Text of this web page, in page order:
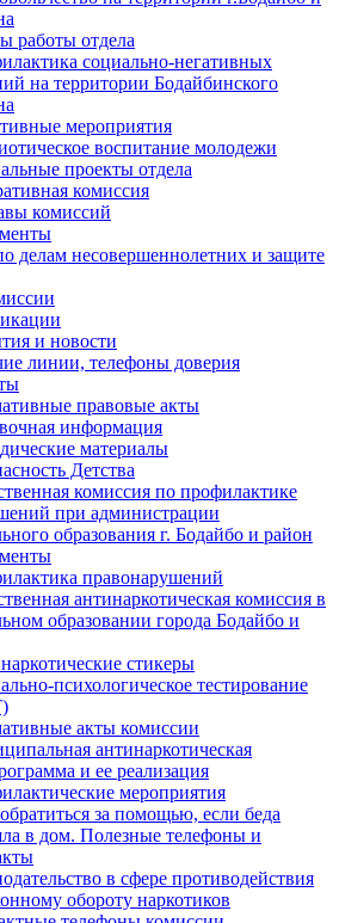
работы отдела
социально-негативных
на территории Бодайбинского
мероприятия
воспитание молодежи
проекты отдела
комиссия
комиссий
делам несовершеннолетних и защите
и новости
линии, телефоны доверия
правовые акты
информация
материалы
Детства
комиссия по профилактике
при администрации
образования г. Бодайбо и район
правонарушений
антинаркотическая комиссия в
образовании города Бодайбо и
стикеры
психологическое тестирование
акты комиссии
антинаркотическая
и ее реализация
мероприятия
за помощью, если беда
в дом. Полезные телефоны и
в сфере противодействия
обороту наркотиков